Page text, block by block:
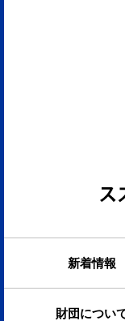
新着情報
財団につい